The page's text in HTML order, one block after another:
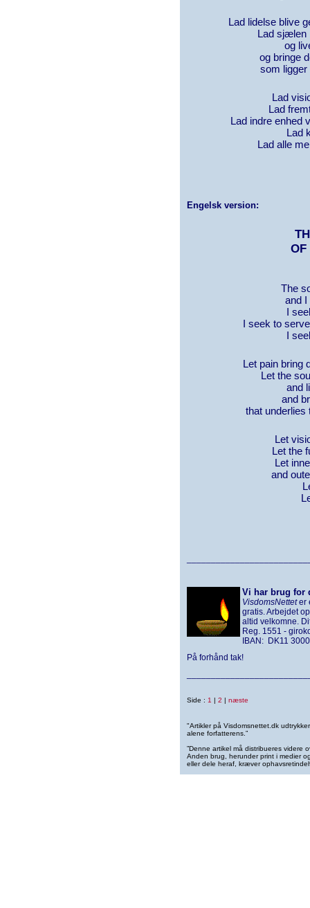
Lad lidelse blive
Lad sjælen
og
og bringe
som ligger
Lad
Lad
Lad indre enhed
Lad
Lad alle
Engelsk version:
OF
The
and I
I
I seek to
I
Let pain bring
Let the
and
and
that underlies
Let
Let the
Let
and
Vi har brug for
VisdomsNetteter
gratis. Arbejdet
altid velkomne.
Reg. 1551 -
IBAN: DK11
På forhånd tak!
Side : 1 | 2 | næste
"Artikler på Visdomsnettet.dk
alene forfatterens.”
”Denne artikel må distribueres videre
Anden brug, herunder print i medier
eller dele heraf, kræver